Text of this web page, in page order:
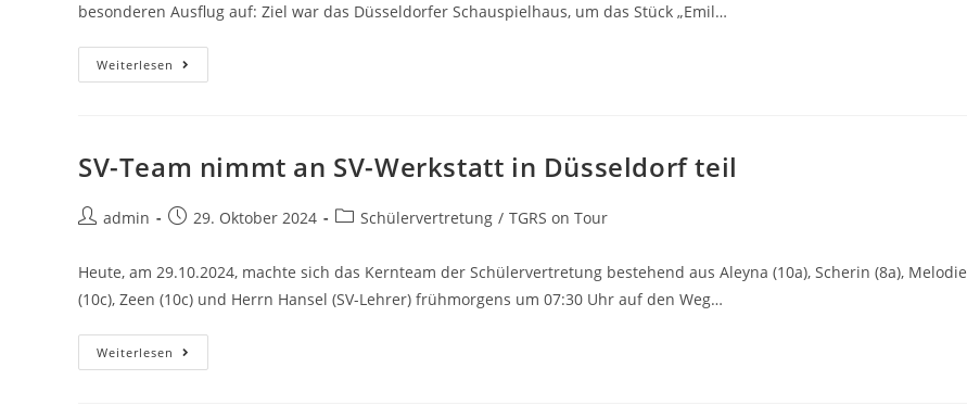
besonderen Ausflug auf: Ziel war das Düsseldorfer Schauspielhaus, um das Stück „Emil…
Weiterlesen
SV-Team nimmt an SV-Werkstatt in Düsseldorf teil
admin 29. Oktober 2024 Schülervertretung / TGRS on Tour
Heute, am 29.10.2024, machte sich das Kernteam der Schülervertretung bestehend aus Aleyna (10a), Scherin (8a), Melodie
(10c), Zeen (10c) und Herrn Hansel (SV-Lehrer) frühmorgens um 07:30 Uhr auf den Weg…
Weiterlesen